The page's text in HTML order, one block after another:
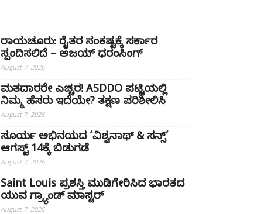
ರಾಯಚೂರು: ರೈತರ ಸಂಕಷ್ಟಕ್ಕೆ ಸರ್ಕಾರ
ಸ್ಪಂದಿಸಲಿದೆ – ಅಜಯ್ ಧರಂಸಿಂಗ್
August 7, 2026
ಮತದಾರರೇ ಎಚ್ಚರ! ASDDO ಪಟ್ಟಿಯಲ್ಲಿ
ನಿಮ್ಮ ಹೆಸರು ಇದೆಯೇ? ತಕ್ಷಣ ಪರಿಶೀಲಿಸಿ
August 7, 2026
ಸೂರ್ಯ ಅಭಿನಯದ ‘ವಿಶ್ವನಾಥ್ & ಸನ್ಸ್’
ಆಗಸ್ಟ್ 14ಕ್ಕೆ ಬಿಡುಗಡೆ
August 7, 2026
Saint Louis ಪ್ರಶಸ್ತಿ ಮುಡಿಗೇರಿಸಿದ ಭಾರತದ
ಯುವ ಗ್ರ್ಯಾಂಡ್ ಮಾಸ್ಟರ್
August 7, 2026